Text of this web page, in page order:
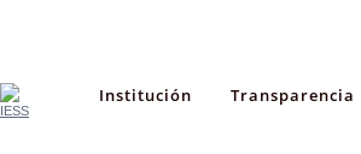
Institución Transparencia